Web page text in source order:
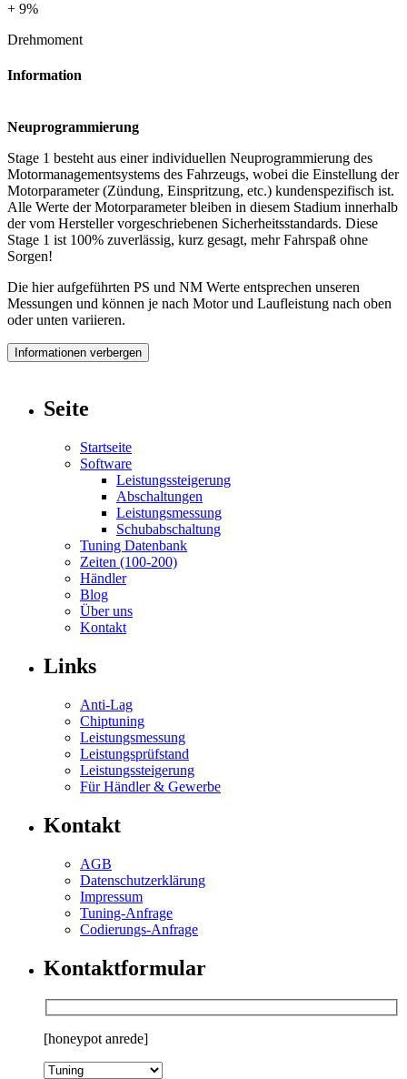
+ 9%
Drehmoment
Information
Neuprogrammierung
Stage 1 besteht aus einer individuellen Neuprogrammierung des
Motormanagementsystems des Fahrzeugs, wobei die Einstellung der
Motorparameter (Zündung, Einspritzung, etc.) kundenspezifisch ist.
Alle Werte der Motorparameter bleiben in diesem Stadium innerhalb
der vom Hersteller vorgeschriebenen Sicherheitsstandards. Diese
Stage 1 ist 100% zuverlässig, kurz gesagt, mehr Fahrspaß ohne
Sorgen!
Die hier aufgeführten PS und NM Werte entsprechen unseren
Messungen und können je nach Motor und Laufleistung nach oben
oder unten variieren.
Informationen verbergen
Seite
Startseite
Software
Leistungssteigerung
Abschaltungen
Leistungsmessung
Schubabschaltung
Tuning Datenbank
Zeiten (100-200)
Händler
Blog
Über uns
Kontakt
Links
Anti-Lag
Chiptuning
Leistungsmessung
Leistungsprüfstand
Leistungssteigerung
Für Händler & Gewerbe
Kontakt
AGB
Datenschutzerklärung
Impressum
Tuning-Anfrage
Codierungs-Anfrage
Kontaktformular
[honeypot anrede]